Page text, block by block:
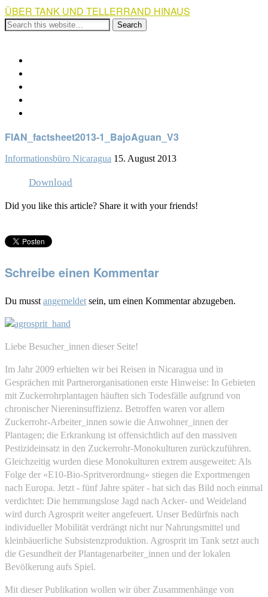
ÜBER TANK UND TELLERRAND HINAUS
FIAN_factsheet2013-1_BajoAguan_V3
Informationsbüro Nicaragua 15. August 2013
Download
Did you like this article? Share it with your friends!
Schreibe einen Kommentar
Du musst angemeldet sein, um einen Kommentar abzugeben.
Liebe Besucher_innen dieser Seite!
Im Jahr 2009 erhielten wir bei Reisen in Nicaragua und in
Gesprächen mit Partnerorganisationen erste Hinweise: In Gebieten
mit Zuckerrohrplantagen häuften sich Todesfälle aufgrund von
chronischer Niereninsuffizienz. Betroffen waren vor allem
Zuckerrohr-Arbeiter_innen sowie die Anwohner_innen der
Plantagen; die Erkrankung ist offensichtlich auf den massiven
Pestizideinsatz in den Zuckerrohr-Monokulturen zurückzuführen.
Gleichzeitig wurden diese Monokulturen extrem ausgeweitet: Als
Folge der «E10-Bio-Spritverordnung» stiegen die Exportmengen
nach Europa. Jetzt - fünf Jahre später - hat sich das Bild noch einmal
verdichtet: Die hemmungslose Jagd nach Acker- und Weideland
wird durch Agrosprit weiter angefeuert. Unser Bedürfnis nach
individueller Mobilität verdrängt nicht nur Nahrungsmittel und
kleinbäuerliche Subsistenzproduktion. Agrosprit im Tank setzt auch
die Gesundheit der Plantagenarbeiter_innen und der lokalen
Bevölkerung aufs Spiel.
Mit dieser Publikation wollen wir über Zusammenhänge von